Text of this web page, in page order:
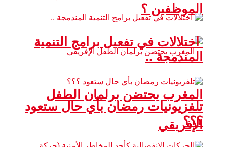
الموظفين ؟
المغرب يحتضن برلمان الطفل
الإفريقي
اختلالات في تفعيل برامج التنمية
المندمجة ..
تلفزيونيات رمضان بأي حال ستعود
؟؟؟